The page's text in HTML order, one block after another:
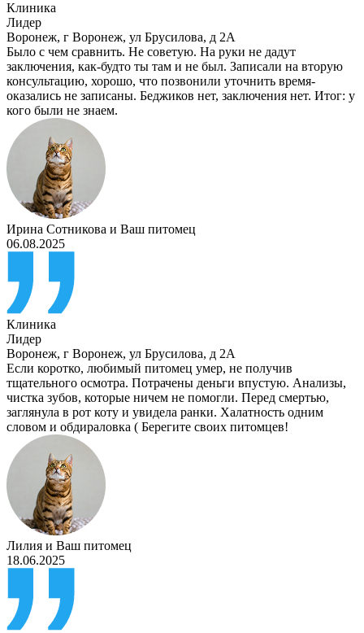
Клиника
Лидер
Воронеж, г Воронеж, ул Брусилова, д 2А
Было с чем сравнить. Не советую. На руки не дадут
заключения, как-будто ты там и не был. Записали на вторую
консультацию, хорошо, что позвонили уточнить время-
оказались не записаны. Беджиков нет, заключения нет. Итог: у
кого были не знаем.
Ирина Сотникова и Ваш питомец
06.08.2025
Клиника
Лидер
Воронеж, г Воронеж, ул Брусилова, д 2А
Если коротко, любимый питомец умер, не получив
тщательного осмотра. Потрачены деньги впустую. Анализы,
чистка зубов, которые ничем не помогли. Перед смертью,
заглянула в рот коту и увидела ранки. Халатность одним
словом и обдираловка ( Берегите своих питомцев!
Лилия и Ваш питомец
18.06.2025